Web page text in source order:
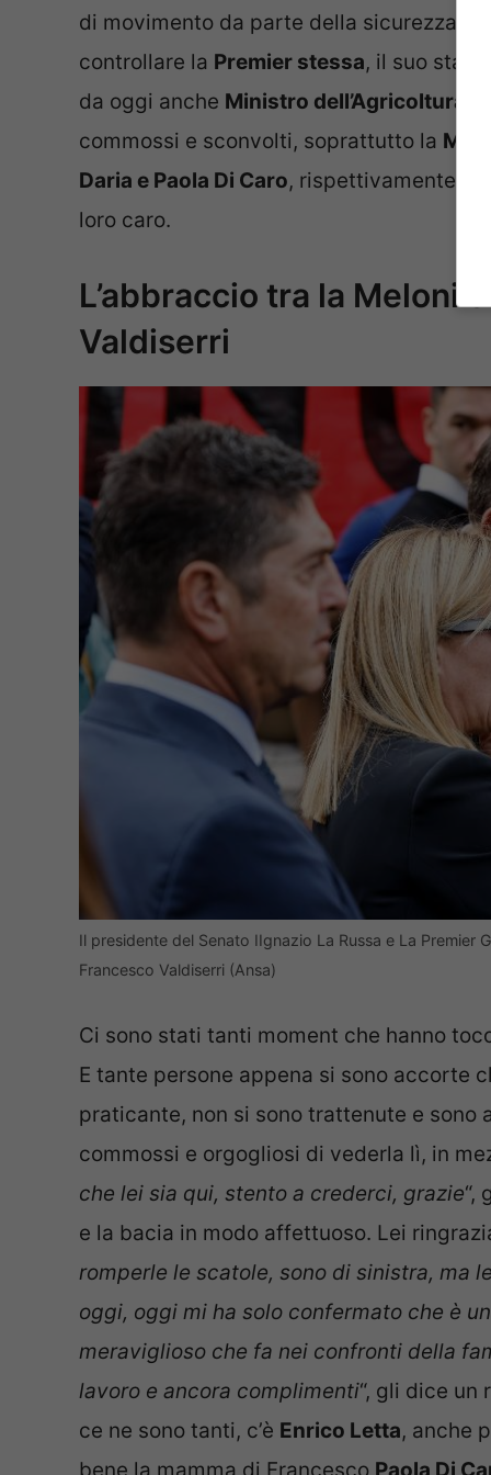
di movimento da parte della sicurezza
controllare la Premier stessa, il suo staff
da oggi anche Ministro dell’Agricoltura
,
commossi e sconvolti, soprattutto la
Daria e Paola Di Caro, rispettivamente
loro caro.
L’abbraccio tra la Meloni
Valdiserri
Il presidente del Senato IIgnazio La Russa e La Premier
Francesco Valdiserri (Ansa)
Ci sono stati tanti moment che hanno
E tante persone appena si sono accorte
praticante, non si sono trattenute e
commossi e orgogliosi di vederla lì, in
che lei sia qui, stento a crederci, grazie“,
e la bacia in modo affettuoso. Lei
romperle le scatole, sono di sinistra, ma
oggi, oggi mi ha solo confermato che è
meraviglioso che fa nei confronti della
lavoro e ancora complimenti“, gli dice un
ce ne sono tanti, c’è Enrico Letta, anche
bene la mamma di Francesco Paola Di